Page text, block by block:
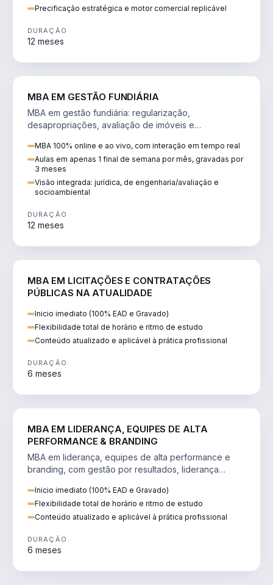
Precificação estratégica e motor comercial replicável
DURAÇÃO
12 meses
MBA EM GESTÃO FUNDIÁRIA
MBA em gestão fundiária: regularização,
desapropriações, avaliação de imóveis e
MBA 100% online e ao vivo, com interação em tempo real
Aulas em apenas 1 final de semana por mês, gravadas por
3 meses
Visão integrada: jurídica, de engenharia/avaliação e
socioambiental
DURAÇÃO
12 meses
MBA EM LICITAÇÕES E CONTRATAÇÕES
PÚBLICAS NA ATUALIDADE
Inicio imediato (100% EAD e Gravado)
Flexibilidade total de horário e ritmo de estudo
Conteúdo atualizado e aplicável à prática profissional
DURAÇÃO
6 meses
MBA EM LIDERANÇA, EQUIPES DE ALTA
PERFORMANCE & BRANDING
MBA em liderança, equipes de alta performance e
branding, com gestão por resultados, liderança
Inicio imediato (100% EAD e Gravado)
Flexibilidade total de horário e ritmo de estudo
Conteúdo atualizado e aplicável à prática profissional
DURAÇÃO
6 meses